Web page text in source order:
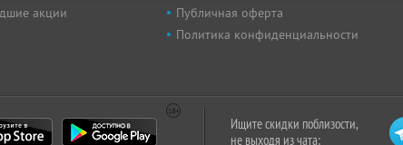
акции
Публичная оферта
Политика конфиденциальности
Ищите скидки поблизости,
не выходя из чата: